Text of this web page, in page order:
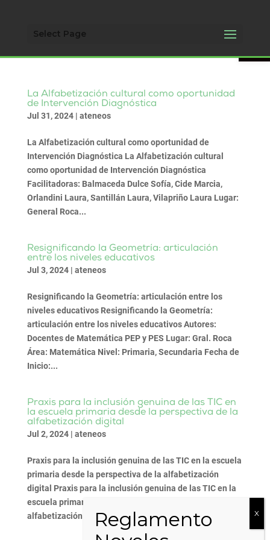
Select Page
La Alfabetización cultural como oportunidad
de Intervención Diagnóstica
Jul 31, 2024| ateneos
La Alfabetización cultural como oportunidad de
Intervención Diagnóstica La Alfabetización cultural
como oportunidad de Intervención Diagnóstica
Facilitadoras: Balmaceda Dulce Sofía, Cide Marcia,
Orlandini Laura, Santillán Laura, Vilapriño Laura Lugar:
General Roca...
Resignificando la Geometría: articulación
entre los niveles educativos
Jul 3, 2024| ateneos
Resignificando la Geometría: articulación entre los
niveles educativos Resignificando la Geometría:
articulación entre los niveles educativos Autores:
Docentes de Matemática PEP y PES Lugar: Gral. Roca
Área: Matemática Nivel: Primaria, Secundaria Fecha de
Inicio:...
Praxis para la inclusión genuina de las TIC en
la escuela primaria desde la perspectiva de la
alfabetización digital
Jul 2, 2024| ateneos
Praxis para la inclusión genuina de las TIC en la escuela
primaria desde la perspectiva de la alfabetización
digital Praxis para la inclusión genuina de las TIC en la
escuela primaria desde la perspectiva de la
alfabetización digital Autores: Roberto Molina Lugar:...